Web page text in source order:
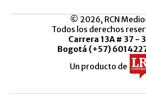
© 2026, RCN
Todos los derechos
Carrera 13A # 37 -
Bogotá (+57)
Un producto de